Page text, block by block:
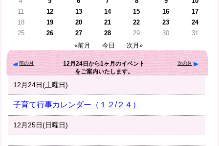
11
12 13 14 15 16
17
18
19 20 21 22 23
24
25
26 27 28 29 30
31
«前月
今日 次月»
前の月 12月24日から1ヶ月のイベント
をご案内いたします。
次の月
12月24日(土曜日)
子育て行事カレンダー（１２/２４）
12月25日(日曜日)